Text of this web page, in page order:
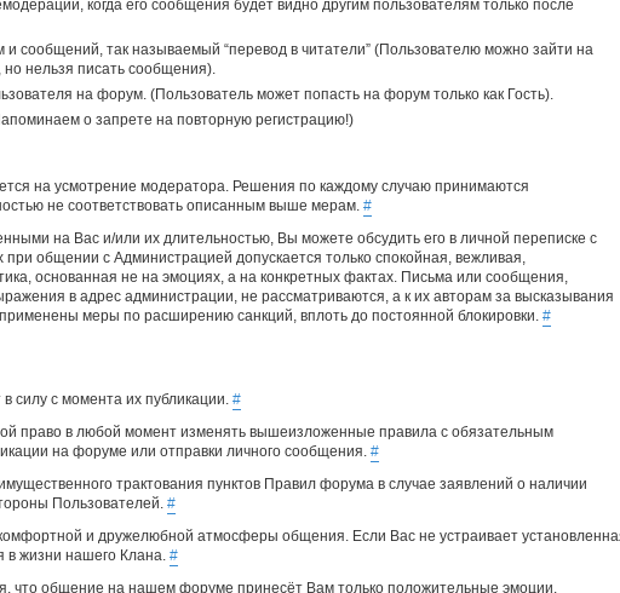
когда его сообщения будет видно другим пользователям только после
сообщений, так называемый “перевод в читатели” (Пользователю можно зайти на
нельзя писать сообщения).
на форум. (Пользователь может попасть на форум только как Гость).
о запрете на повторную регистрацию!)
на усмотрение модератора. Решения по каждому случаю принимаются
не соответствовать описанным выше мерам. #
на Вас и/или их длительностью, Вы можете обсудить его в личной переписке с
общении с Администрацией допускается только спокойная, вежливая,
основанная не на эмоциях, а на конкретных фактах. Письма или сообщения,
в адрес администрации, не рассматриваются, а к их авторам за высказывания
меры по расширению санкций, вплоть до постоянной блокировки. #
силу с момента их публикации. #
право в любой момент изменять вышеизложенные правила с обязательным
на форуме или отправки личного сообщения. #
трактования пунктов Правил форума в случае заявлений о наличии
Пользователей. #
и дружелюбной атмосферы общения. Если Вас не устраивает
в жизни нашего Клана. #
что общение на нашем форуме принесёт Вам только положительные эмоции.